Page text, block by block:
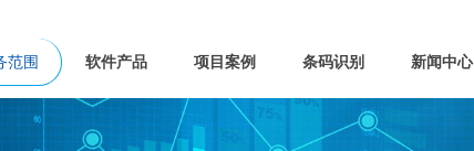
范围 软件产品 项目案例 条码识别 新闻中心